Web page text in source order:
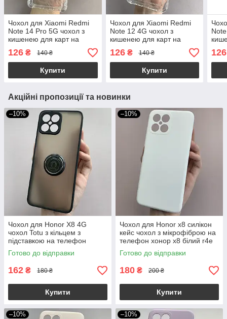
Чохол для Xiaomi Redmi
Note 14 Pro 5G чохол з
кишенею для карт на
телефон сяомі редмі нот
14 про 5г прозорий p4b
126 ₴ 140 ₴
Купити
Чохол для Xiaomi Redmi
Note 12 4G чохол з
кишенею для карт на
телефон сяомі редмі нот
12 4г прозорий p4b
126₴ 140 ₴
Купити
13
126
Акційні пропозиції та новинки
–10%
Чохол для Honor X8 4G
чохол Totu з кільцем з
підставкою на телефон
хонор х8 4г чорний m8n
Готово до відправки
162 ₴ 180 ₴
Купити
–10%
Чохол для Honor x8 силікон
кейс чохол з мікрофіброю на
телефон хонор х8 білий r4e
Готово до відправки
180 ₴ 200 ₴
Купити
–10% –10%